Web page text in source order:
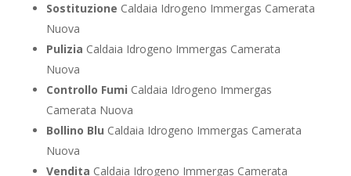
Sostituzione Caldaia Idrogeno Immergas Camerata
Nuova
Pulizia Caldaia Idrogeno Immergas Camerata
Nuova
Controllo Fumi Caldaia Idrogeno Immergas
Camerata Nuova
Bollino Blu Caldaia Idrogeno Immergas Camerata
Nuova
Vendita Caldaia Idrogeno Immergas Camerata